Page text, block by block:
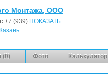
Монтажа, ООО
+7 (939) ПОКАЗАТЬ
Казань
(0) Фото Калькулятор